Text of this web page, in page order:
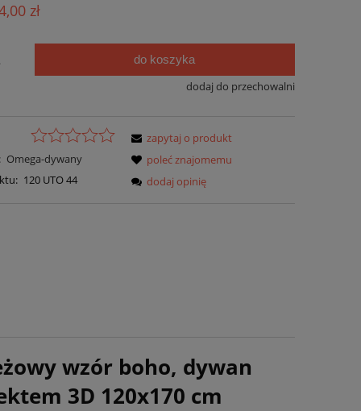
zł
do koszyka
dodaj do przechowalni
Omega-dywany
120 UTO 44
zapytaj o produkt
poleć znajomemu
dodaj opinię
wzór boho, dywan
3D 120x170 cm